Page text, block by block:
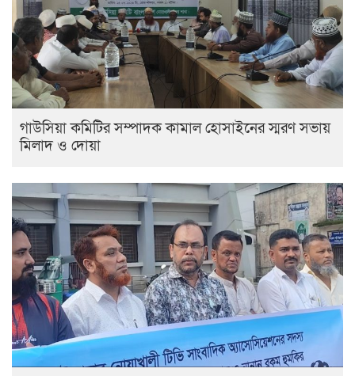
গাউসিয়া কমিটির সম্পাদক কামাল হোসাইনের স্মরণ সভায়
মিলাদ ও দোয়া